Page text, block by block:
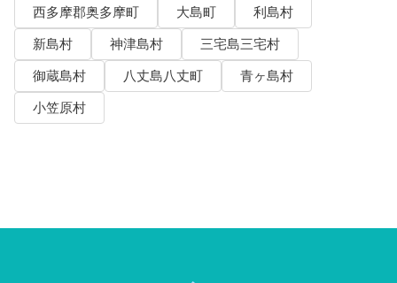
西多摩郡奥多摩町
大島町
利島村
新島村
神津島村
三宅島三宅村
御蔵島村
八丈島八丈町
青ヶ島村
小笠原村